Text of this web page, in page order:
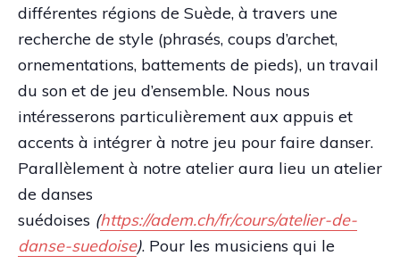
différentes régions de Suède, à travers une
recherche de style (phrasés, coups d’archet,
ornementations, battements de pieds), un travail
du son et de jeu d’ensemble. Nous nous
intéresserons particulièrement aux appuis et
accents à intégrer à notre jeu pour faire danser.
Parallèlement à notre atelier aura lieu un atelier
de danses
suédoises (https://adem.ch/fr/cours/atelier-de-
danse-suedoise). Pour les musiciens qui le